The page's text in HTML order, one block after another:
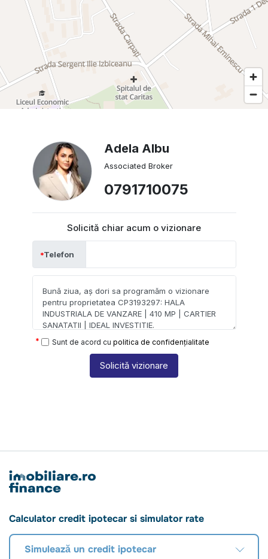
Adela Albu
Associated Broker
0791710075
Solicită chiar acum o vizionare
Telefon
Sunt de acord cu politica de confidențialitate
Solicită vizionare